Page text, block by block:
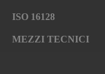
ISO 16128
MEZZI TECNICI